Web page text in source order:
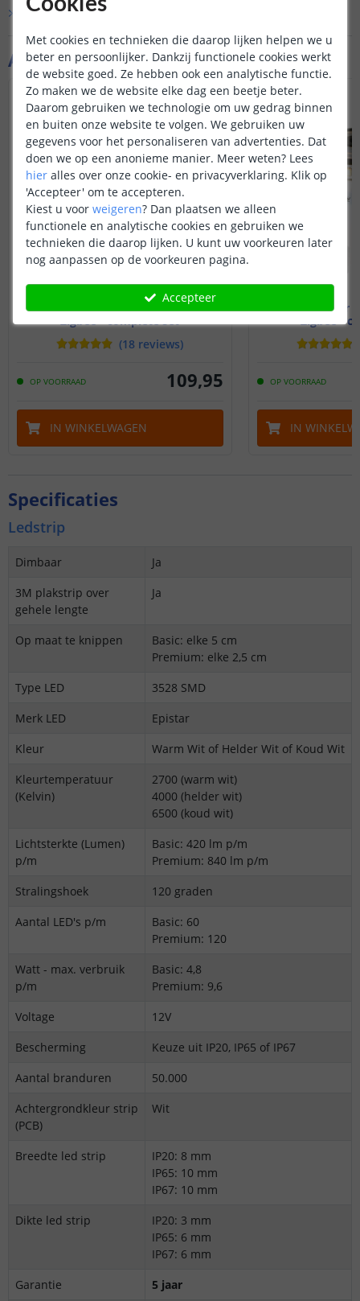
Aanvullende producten
10 meter ledstrip Wit
(18 reviews)
OP VOORRAAD 109,95
IN WINKELWAGEN
9 meter
Zigbee -
OP VOORRAAD
IN
uitgebreide functies die de Hue-app
biedt met dit product. Basisfuncties
zoals aan- en uitzetten, dimmen,
kleurbediening etc werken wel.
Bekijk alle Vraag & antwoord
Specificaties
Ledstrip
Dimbaar
Ja
3M plakstrip over
gehele lengte
Ja
Op maat te knippen
Basic: elke 5 cm
Premium: elke 2,5 cm
Type LED
3528 SMD
Merk LED
Epistar
Kleur
Warm Wit of Helder Wit of Koud Wit
Kleurtemperatuur
(Kelvin)
2700 (warm wit)
4000 (helder wit)
6500 (koud wit)
Lichtsterkte (Lumen)
p/m
Basic: 420 lm p/m
Premium: 840 lm p/m
Stralingshoek
120 graden
Aantal LED's p/m
Basic: 60
Premium: 120
Watt - max. verbruik
p/m
Basic: 4,8
Premium: 9,6
Voltage
12V
Bescherming
Keuze uit IP20, IP65 of IP67
Aantal branduren
50.000
Achtergrondkleur strip
(PCB)
Wit
Breedte led strip
IP20: 8 mm
IP65: 10 mm
IP67: 10 mm
Dikte led strip
IP20: 3 mm
IP65: 6 mm
IP67: 6 mm
Garantie
5 jaar
Met cookies en technieken die daarop lijken helpen we u
beter en persoonlijker. Dankzij functionele cookies werkt
de website goed. Ze hebben ook een analytische functie.
Zo maken we de website elke dag een beetje beter.
Daarom gebruiken we technologie om uw gedrag binnen
en buiten onze website te volgen. We gebruiken uw
gegevens voor het personaliseren van advertenties. Dat
doen we op een anonieme manier. Meer weten? Lees
hier alles over onze cookie- en privacyverklaring. Klik op
'Accepteer' om te accepteren.
Kiest u voor weigeren? Dan plaatsen we alleen
functionele en analytische cookies en gebruiken we
technieken die daarop lijken. U kunt uw voorkeuren later
nog aanpassen op de voorkeuren pagina.
Accepteer